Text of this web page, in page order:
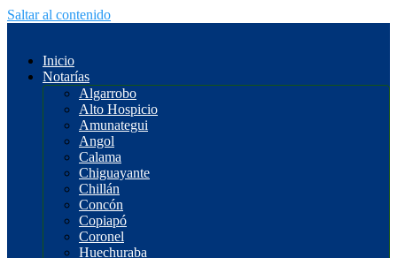
Saltar al contenido
Inicio
Notarías
Algarrobo
Alto Hospicio
Amunategui
Angol
Calama
Chiguayante
Chillán
Concón
Copiapó
Coronel
Huechuraba